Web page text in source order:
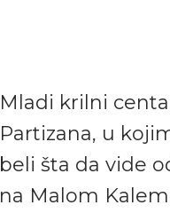
Mladi krilni
Partizana, u
beli šta da vide
na Malom